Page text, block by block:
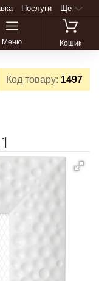
Послуги Ще
Меню Кошик
Код товару: 1497